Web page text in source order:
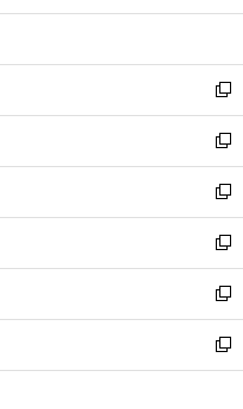
開
ウ
開
く
ン
ウ
で
開
く
ウ
ン
ド
ウ
で
開
く
新
し
い
ウ
ィ
ン
ド
ウ
で
開
く
新
し
い
ウ
ィ
ン
ド
ウ
で
開
新
し
い
ウ
ィ
ン
ド
ウ
新
し
い
ウ
ィ
ン
新
し
い
ウ
新
し